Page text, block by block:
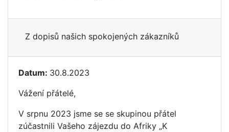
Z dopisů našich spokojených zákazníků
Datum: 30.8.2023
Vážení přátelé,
V srpnu 2023 jsme se se skupinou přátel
zúčastnili Vašeho zájezdu do Afriky „K